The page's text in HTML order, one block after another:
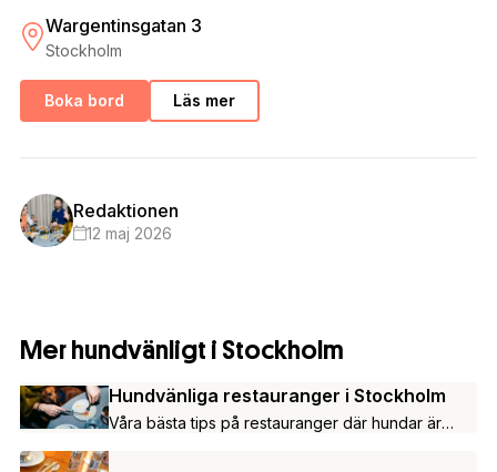
Wargentinsgatan 3
Stockholm
Boka bord Läs mer
Redaktionen
12 maj 2026
Mer hundvänligt i Stockholm
Hundvänliga restauranger i Stockholm
Våra bästa tips på restauranger där hundar är